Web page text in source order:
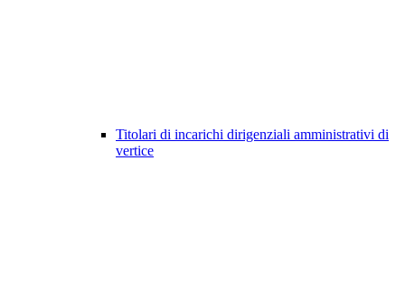
Titolari di incarichi dirigenziali amministrativi di
vertice